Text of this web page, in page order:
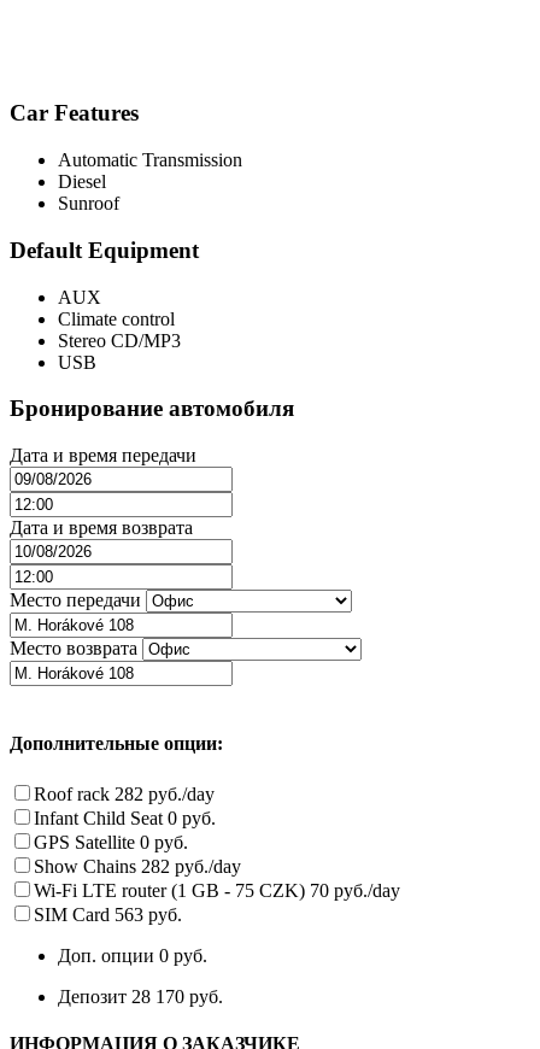
Car Features
Automatic Transmission
Diesel
Sunroof
Default Equipment
AUX
Climate control
Stereo CD/MP3
USB
Бронирование автомобиля
Дата и время передачи
Дата и время возврата
Место передачи
Место возврата
Дополнительные опции:
Roof rack 282 руб./day
Infant Child Seat 0 руб.
GPS Satellite 0 руб.
Show Chains 282 руб./day
Wi-Fi LTE router (1 GB - 75 CZK) 70 руб./day
SIM Card 563 руб.
Доп. опции 0 руб.
Депозит 28 170 руб.
ИНФОРМАЦИЯ О ЗАКАЗЧИКЕ